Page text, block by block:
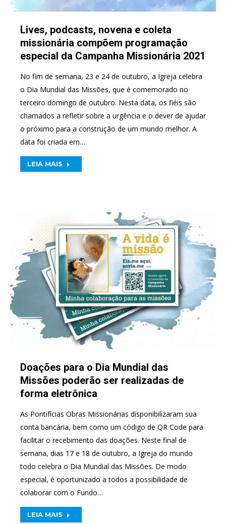
Lives, podcasts, novena e coleta
missionária compõem programação
especial da Campanha Missionária 2021
No fim de semana, 23 e 24 de outubro, a Igreja celebra
o Dia Mundial das Missões, que é comemorado no
terceiro domingo de outubro. Nesta data, os fiéis são
chamados a refletir sobre a urgência e o dever de ajudar
o próximo para a construção de um mundo melhor. A
data foi criada em…
LEIA MAIS
Doações para o Dia Mundial das
Missões poderão ser realizadas de
forma eletrônica
As Pontifícias Obras Missionárias disponibilizaram sua
conta bancária, bem como um código de QR Code para
facilitar o recebimento das doações. Neste final de
semana, dias 17 e 18 de outubro, a Igreja do mundo
todo celebra o Dia Mundial das Missões. De modo
especial, é oportunizado a todos a possibilidade de
colaborar com o Fundo…
LEIA MAIS